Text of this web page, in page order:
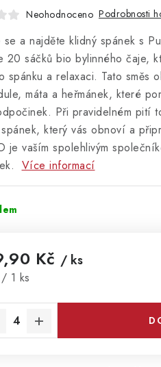
Neohodnoceno Podrobnosti
se a najděte klidný spánek s
20 sáčků bio bylinného čaje,
spánku a relaxaci. Tato směs
máta a heřmánek, které
Při pravidelném pití
který vás obnoví a
je vaším spolehlivým
Více informací
Kč / ks
cena:
1 ks